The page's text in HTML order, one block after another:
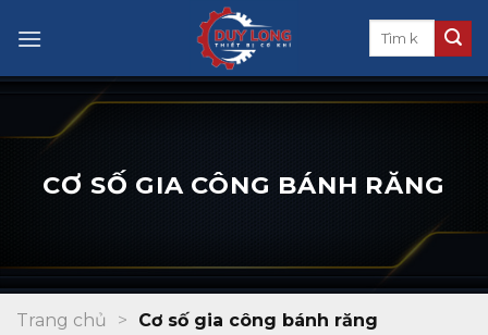
CƠ SỐ GIA CÔNG BÁNH RĂNG
Trang chủ > Cơ số gia công bánh răng